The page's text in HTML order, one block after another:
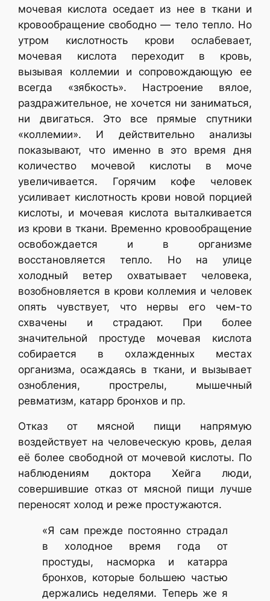
мочевая кислота оседает из нее в ткани и
кровообращение свободно — тело тепло. Но
утром кислотность крови ослабевает,
мочевая кислота переходит в кровь,
вызывая коллемии и сопровождающую ее
всегда «зябкость». Настроение вялое,
раздражительное, не хочется ни заниматься,
ни двигаться. Это все прямые спутники
«коллемии». И действительно анализы
показывают, что именно в это время дня
количество мочевой кислоты в моче
увеличивается. Горячим кофе человек
усиливает кислотность крови новой порцией
кислоты, и мочевая кислота выталкивается
из крови в ткани. Временно кровообращение
освобождается и в организме
восстановляется тепло. Но на улице
холодный ветер охватывает человека,
возобновляется в крови коллемия и человек
опять чувствует, что нервы его чем-то
схвачены и страдают. При более
значительной простуде мочевая кислота
собирается в охлажденных местах
организма, осаждаясь в ткани, и вызывает
ознобления, прострелы, мышечный
ревматизм, катарр бронхов и пр.
Отказ от мясной пищи напрямую
воздействует на человеческую кровь, делая
её более свободной от мочевой кислоты. По
наблюдениям доктора Хейга люди,
совершившие отказ от мясной пищи лучше
переносят холод и реже простужаются.
«Я сам прежде постоянно страдал
в холодное время года от
простуды, насморка и катарра
бронхов, которые большею частью
держались неделями. Теперь же я